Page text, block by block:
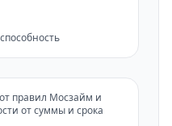
правил Мосзайм и
от суммы и срока